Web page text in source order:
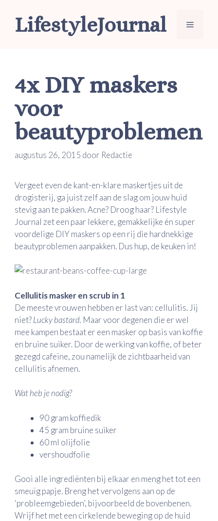
LifestyleJournal Menu
4x DIY maskers
voor
beautyproblemen
augustus 26, 2015 door Redactie
Vergeet even de kant-en-klare maskertjes uit de
drogisterij, ga juist zelf aan de slag om jouw huid
stevig aan te pakken. Acne? Droog haar? Lifestyle
Journal zet een paar lekkere, gemakkelijke én super
voordelige DIY maskers op een rij die hardnekkige
beautyproblemen aanpakken. Dus hup, de keuken in!
Cellulitis masker en scrub in 1
De meeste vrouwen hebben er last van: cellulitis. Jij
niet?Lucky bastard. Maar voor degenen die er wel
mee kampen bestaat er een masker op basis van koffie
en bruine suiker. Door de werking van koffie, of beter
gezegd cafeïne, zou namelijk de zichtbaarheid van
cellulitis afnemen.
Wat heb je nodig?
90 gram koffiedik
45 gram bruine suiker
60 ml olijfolie
vershoudfolie
Gooi alle ingrediënten bij elkaar en meng het tot een
smeuïg papje. Breng het vervolgens aan op de
‘probleemgebieden’, bijvoorbeeld de bovenbenen.
Wrijf het met een cirkelende beweging op de huid